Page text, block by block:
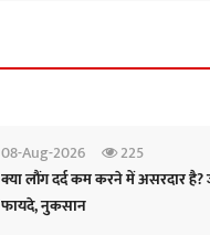
08-Aug-2026
225
क्या लौंग दर्द कम करने में असरदार
फायदे, नुकसान